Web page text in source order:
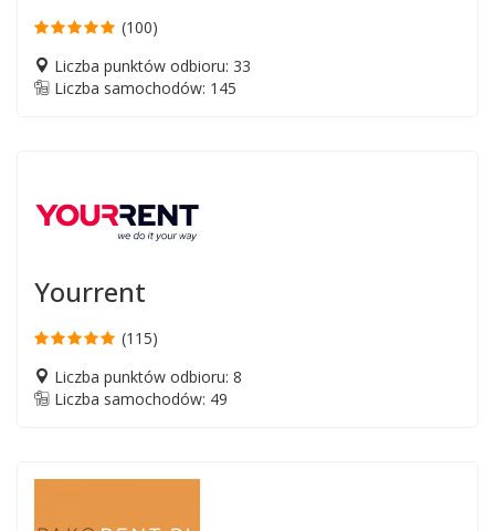
(100)
Liczba punktów odbioru: 33
Liczba samochodów: 145
Yourrent
(115)
Liczba punktów odbioru: 8
Liczba samochodów: 49